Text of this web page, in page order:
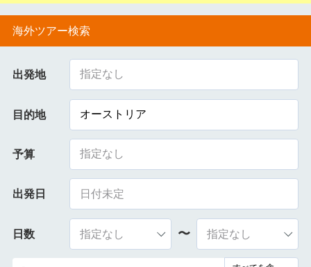
海外ツアー検索
出発地 指定なし
目的地 オーストリア
予算 指定なし
出発日
日数 〜